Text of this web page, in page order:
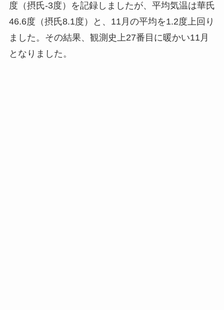
度（摂氏-3度）を記録しましたが、平均気温は華氏
46.6度（摂氏8.1度）と、11月の平均を1.2度上回り
ました。その結果、観測史上27番目に暖かい11月
となりました。